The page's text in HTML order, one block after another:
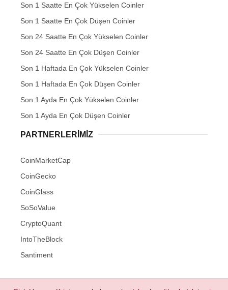
Son 1 Saatte En Çok Yükselen Coinler
Son 1 Saatte En Çok Düşen Coinler
Son 24 Saatte En Çok Yükselen Coinler
Son 24 Saatte En Çok Düşen Coinler
Son 1 Haftada En Çok Yükselen Coinler
Son 1 Haftada En Çok Düşen Coinler
Son 1 Ayda En Çok Yükselen Coinler
Son 1 Ayda En Çok Düşen Coinler
PARTNERLERIMIZ
CoinMarketCap
CoinGecko
CoinGlass
SoSoValue
CryptoQuant
IntoTheBlock
Santiment